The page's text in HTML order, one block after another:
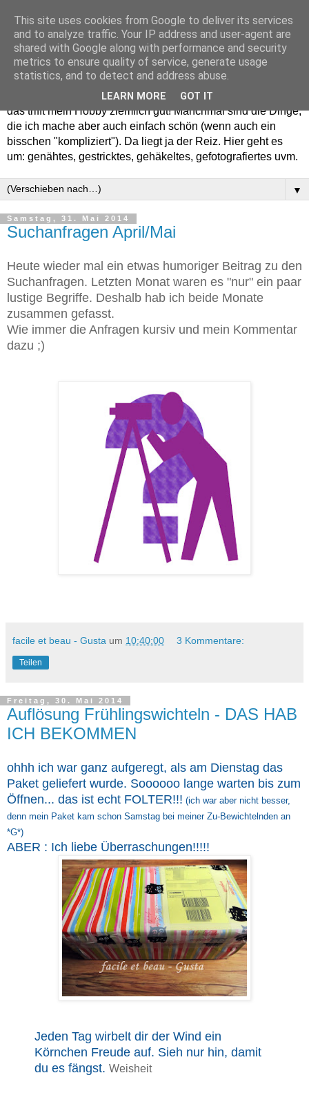
Willkommen in meinem "Wohnzimmer". Einfach und schön -
das trifft mein Hobby ziemlich gut! Manchmal sind die Dinge,
die ich mache aber auch einfach schön (wenn auch ein
bisschen "kompliziert"). Da liegt ja der Reiz. Hier geht es
um: genähtes, gestricktes, gehäkeltes, gefotografiertes uvm.
▼
Samstag, 31. Mai 2014
Suchanfragen April/Mai
Heute wieder mal ein etwas humoriger Beitrag zu den
Suchanfragen. Letzten Monat waren es "nur" ein paar
lustige Begriffe. Deshalb hab ich beide Monate
zusammen gefasst.
Wie immer die Anfragen kursiv und mein Kommentar
dazu ;)
facile et beau - Gusta um 10:40:00 3 Kommentare:
Teilen
Freitag, 30. Mai 2014
Auflösung Frühlingswichteln - DAS HAB
ICH BEKOMMEN
ohhh ich war ganz aufgeregt, als am Dienstag das
Paket geliefert wurde. Soooooo lange warten bis zum
Öffnen... das ist echt FOLTER!!! (ich war aber nicht besser,
denn mein Paket kam schon Samstag bei meiner Zu-Bewichtelnden an
*G*)
ABER : Ich liebe Überraschungen!!!!!
Jeden Tag wirbelt dir der Wind ein
Körnchen Freude auf. Sieh nur hin, damit
du es fängst. Weisheit
This site uses cookies from Google to deliver its services
and to analyze traffic. Your IP address and user-agent are
shared with Google along with performance and security
metrics to ensure quality of service, generate usage
statistics, and to detect and address abuse.
LEARN MORE GOT IT